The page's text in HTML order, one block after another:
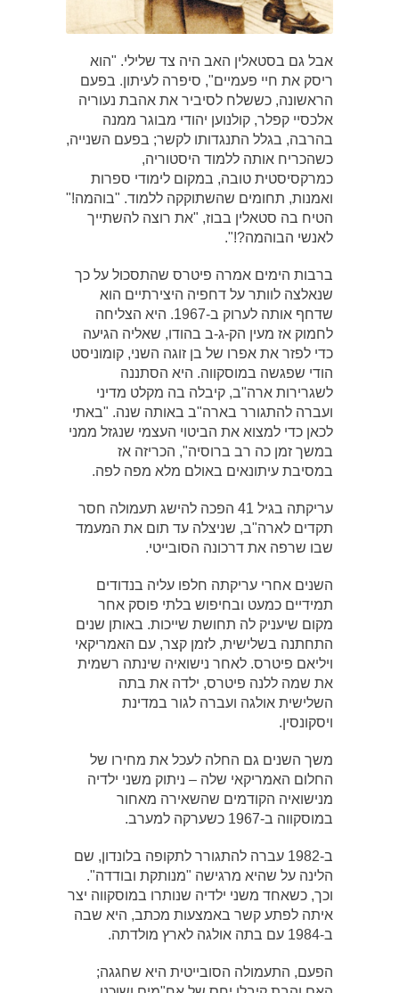
אבל גם בסטאלין האב היה צד שלילי. "הוא
ריסק את חיי פעמיים", סיפרה לעיתון. בפעם
הראשונה, כששלח לסיביר את אהבת נעוריה
אלכסיי קפלר, קולנוען יהודי מבוגר ממנה
בהרבה, בגלל התנגדותו לקשר; בפעם השנייה,
כשהכריח אותה ללמוד היסטוריה,
כמרקסיסטית טובה, במקום לימודי ספרות
ואמנות, תחומים שהשתוקקה ללמוד. "בוהמה!"
הטיח בה סטאלין בבוז, "את רוצה להשתייך
לאנשי הבוהמה?!".
ברבות הימים אמרה פיטרס שהתסכול על כך
שנאלצה לוותר על דחפיה היצירתיים הוא
שדחף אותה לערוק ב-1967. היא הצליחה
לחמוק אז מעין הק-ג-ב בהודו, שאליה הגיעה
כדי לפזר את אפרו של בן זוגה השני, קומוניסט
הודי שפגשה במוסקווה. היא הסתננה
לשגרירות ארה"ב, קיבלה בה מקלט מדיני
ועברה להתגורר בארה"ב באותה שנה. "באתי
לכאן כדי למצוא את הביטוי העצמי שנגזל ממני
במשך זמן כה רב ברוסיה", הכריזה אז
במסיבת עיתונאים באולם מלא מפה לפה.
עריקתה בגיל 41 הפכה להישג תעמולה חסר
תקדים לארה"ב, שניצלה עד תום את המעמד
שבו שרפה את דרכונה הסובייטי.
השנים אחרי עריקתה חלפו עליה בנדודים
תמידיים כמעט ובחיפוש בלתי פוסק אחר
מקום שיעניק לה תחושת שייכות. באותן שנים
התחתנה בשלישית, לזמן קצר, עם האמריקאי
ויליאם פיטרס. לאחר נישואיה שינתה רשמית
את שמה ללנה פיטרס, ילדה את בתה
השלישית אולגה ועברה לגור במדינת
ויסקונסין.
משך השנים גם החלה לעכל את מחירו של
החלום האמריקאי שלה – ניתוק משני ילדיה
מנישואיה הקודמים שהשאירה מאחור
במוסקווה ב-1967 כשערקה למערב.
ב-1982 עברה להתגורר לתקופה בלונדון, שם
הלינה על שהיא מרגישה "מנותקת ובודדה".
וכך, כשאחד משני ילדיה שנותרו במוסקווה יצר
איתה לפתע קשר באמצעות מכתב, היא שבה
ב-1984 עם בתה אולגה לארץ מולדתה.
הפעם, התעמולה הסובייטית היא שחגגה;